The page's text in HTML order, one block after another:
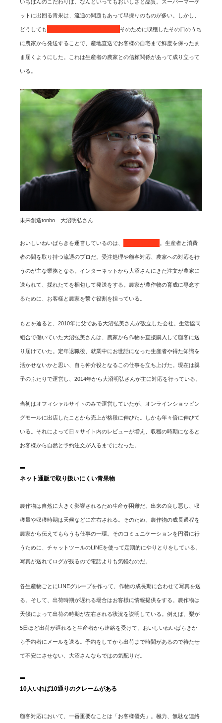
いちばんのこだわりは、なんといってもおいしさと品質。スーパーマーケ
ットに出回る青果は、流通の問題もあって早採りのものが多い。しかし、
どうしても そのために収穫したその日のうち
に農家から発送することで、産地直送でお客様の自宅まで鮮度を保ったま
ま届くようにした。これは生産者の農家との信頼関係があって成り立って
いる。
未来創造tonbo 大沼明弘さん
おいしいねいばらきを運営しているのは、 。生産者と消費
者の間を取り持つ流通のプロだ。受注処理や顧客対応、農家への対応を行
うのが主な業務となる。インターネットから大沼さんにきた注文が農家に
送られて、採れたてを梱包して発送をする。農家が農作物の育成に専念す
るために、お客様と農家を繋ぐ役割を担っている。
もとを辿ると、2010年に父である大沼弘美さんが設立した会社。生活協同
組合で働いていた大沼弘美さんは、農家から作物を直接購入して顧客に送
り届けていた。定年退職後、就業中にお世話になった生産者や得た知識を
活かせないかと思い、自ら仲介役となるこの仕事を立ち上げた。現在は親
子のふたりで運営し、2014年から大沼明弘さんが主に対応を行っている。
当初はオフィシャルサイトのみで運営していたが、オンラインショッピン
グモールに出店したことから売上が格段に伸びた。しかも年々倍に伸びて
いる。それによって日々サイト内のレビューが増え、収穫の時期になると
お客様から自然と予約注文が入るまでになった。
ネット通販で取り扱いにくい青果物
農作物は自然に大きく影響されるため生産が困難だ。出来の良し悪し、収
穫量や収穫時期は天候などに左右される。そのため、農作物の成長過程を
農家から伝えてもらうも仕事の一環。そのコミュニケーションを円滑に行
うために、チャットツールのLINEを使って定期的にやりとりをしている。
写真が送れてログが残るので電話よりも気軽なのだ。
各生産物ごとにLINEグループを作って、作物の成長期に合わせて写真を送
る。そして、出荷時期が遅れる場合はお客様に情報提供をする。農作物は
天候によって出荷の時期が左右される状況を説明している。例えば、梨が
5日ほど出荷が遅れると生産者から連絡を受けて、おいしいねいばらきか
ら予約者にメールを送る。予約をしてから出荷まで時間があるので待たせ
て不安にさせない、大沼さんならではの気配りだ。
10人いれば10通りのクレームがある
顧客対応において、一番重要なことは「お客様優先」。極力、無駄な連絡